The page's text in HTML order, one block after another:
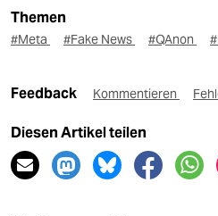
Themen
#Meta #Fake News #QAnon
Feedback Kommentieren
Diesen Artikel teilen